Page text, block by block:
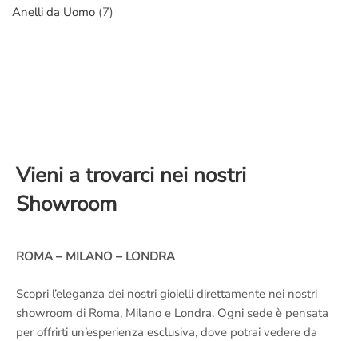
Anelli da Uomo (7)
Vieni a trovarci nei nostri
Showroom
ROMA – MILANO – LONDRA
Scopri l’eleganza dei nostri gioielli direttamente nei nostri
showroom di Roma, Milano e Londra. Ogni sede è pensata
per offrirti un’esperienza esclusiva, dove potrai vedere da